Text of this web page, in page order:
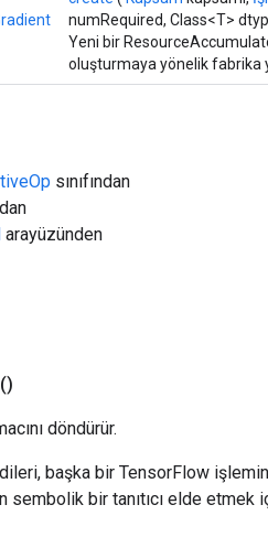
numRequired, Class<T>
Yeni bir
oluşturmaya yönelik fabrika
sınıfından
arayüzünden
()
döndürür.
başka bir TensorFlow
bir tanıtıcı elde etmek